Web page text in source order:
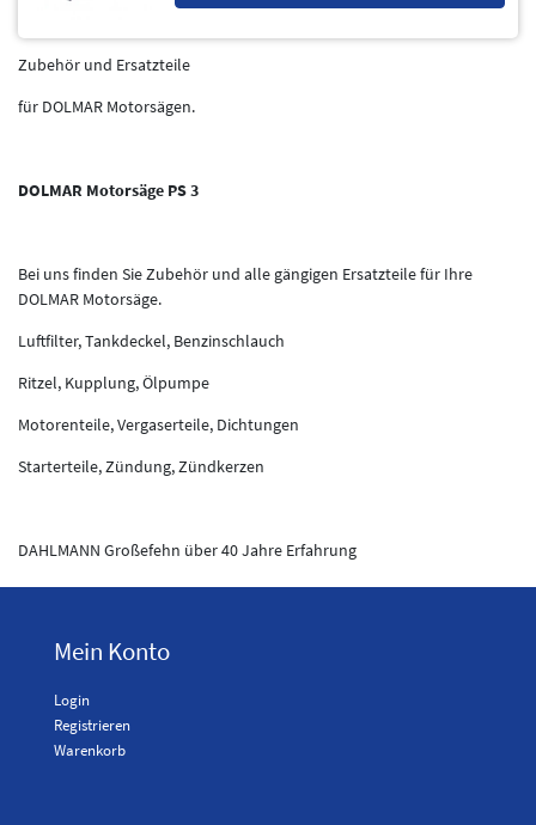
Zubehör und Ersatzteile
für DOLMAR Motorsägen.
DOLMAR Motorsäge PS 3
Bei uns finden Sie Zubehör und alle gängigen Ersatzteile für Ihre
DOLMAR Motorsäge.
Luftfilter, Tankdeckel, Benzinschlauch
Ritzel, Kupplung, Ölpumpe
Motorenteile, Vergaserteile, Dichtungen
Starterteile, Zündung, Zündkerzen
DAHLMANN Großefehn über 40 Jahre Erfahrung
Mein Konto
Login
Registrieren
Warenkorb